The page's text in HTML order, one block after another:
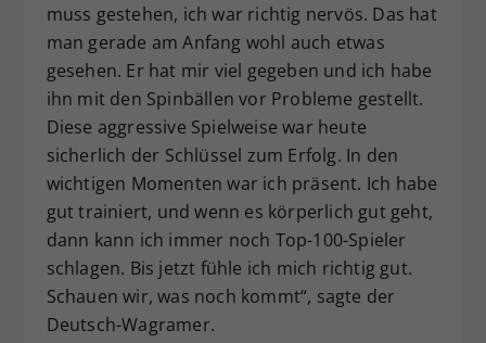
muss gestehen, ich war richtig nervös. Das hat
man gerade am Anfang wohl auch etwas
gesehen. Er hat mir viel gegeben und ich habe
ihn mit den Spinbällen vor Probleme gestellt.
Diese aggressive Spielweise war heute
sicherlich der Schlüssel zum Erfolg. In den
wichtigen Momenten war ich präsent. Ich habe
gut trainiert, und wenn es körperlich gut geht,
dann kann ich immer noch Top-100-Spieler
schlagen. Bis jetzt fühle ich mich richtig gut.
Schauen wir, was noch kommt“, sagte der
Deutsch-Wagramer.